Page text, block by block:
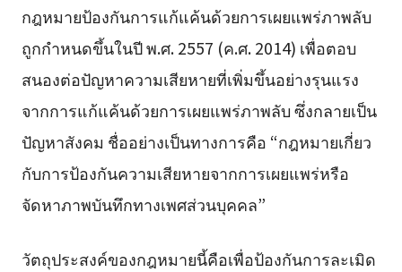
กฎหมายป้องกันการแก้แค้นด้วยการเผยแพร่ภาพลับ
ถูกกำหนดขึ้นในปี พ.ศ. 2557 (ค.ศ. 2014) เพื่อตอบ
สนองต่อปัญหาความเสียหายที่เพิ่มขึ้นอย่างรุนแรง
จากการแก้แค้นด้วยการเผยแพร่ภาพลับ ซึ่งกลายเป็น
ปัญหาสังคม ชื่ออย่างเป็นทางการคือ “กฎหมายเกี่ยว
กับการป้องกันความเสียหายจากการเผยแพร่หรือ
จัดหาภาพบันทึกทางเพศส่วนบุคคล”
วัตถุประสงค์ของกฎหมายนี้คือเพื่อป้องกันการละเมิด